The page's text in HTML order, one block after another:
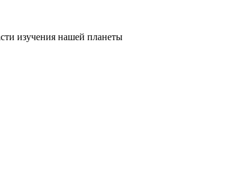
изучения нашей планеты